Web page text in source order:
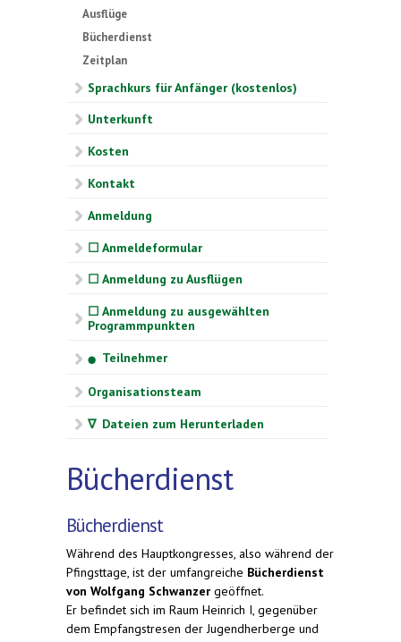
Ausflüge
Bücherdienst
Zeitplan
Sprachkurs für Anfänger (kostenlos)
Unterkunft
Kosten
Kontakt
Anmeldung
☐ Anmeldeformular
☐ Anmeldung zu Ausflügen
☐ Anmeldung zu ausgewählten
Programmpunkten
⬤ Teilnehmer
Organisationsteam
∇ Dateien zum Herunterladen
Bücherdienst
Bücherdienst
Während des Hauptkongresses, also während der
Pfingsttage, ist der umfangreiche Bücherdienst
von Wolfgang Schwanzer geöffnet.
Er befindet sich im Raum Heinrich I, gegenüber
dem Empfangstresen der Jugendherberge und